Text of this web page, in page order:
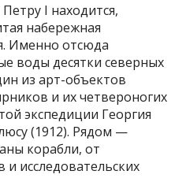
I находится,
набережная
Именно отсюда
воды десятки северных
из арт-объектов
и их четвероногих
экспедиции Георгия
(1912). Рядом —
корабли, от
исследовательских